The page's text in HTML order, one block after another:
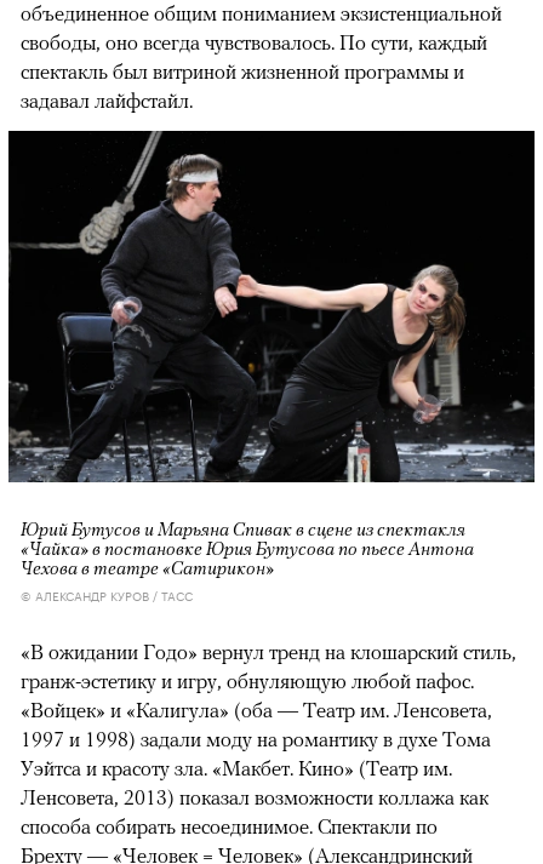
объединенное общим пониманием экзистенциальной
свободы, оно всегда чувствовалось. По сути, каждый
спектакль был витриной жизненной программы и
задавал лайфстайл.
Юрий Бутусов и Марьяна Спивак в сцене из спектакля
«Чайка» в постановке Юрия Бутусова по пьесе Антона
Чехова в театре «Сатирикон»
© АЛЕКСАНДР КУРОВ / ТАСС
«В ожидании Годо» вернул тренд на клошарский стиль,
гранж-эстетику и игру, обнуляющую любой пафос.
«Войцек» и «Калигула» (оба — Театр им. Ленсовета,
1997 и 1998) задали моду на романтику в духе Тома
Уэйтса и красоту зла. «Макбет. Кино» (Театр им.
Ленсовета, 2013) показал возможности коллажа как
способа собирать несоединимое. Спектакли по
Брехту — «Человек = Человек» (Александринский